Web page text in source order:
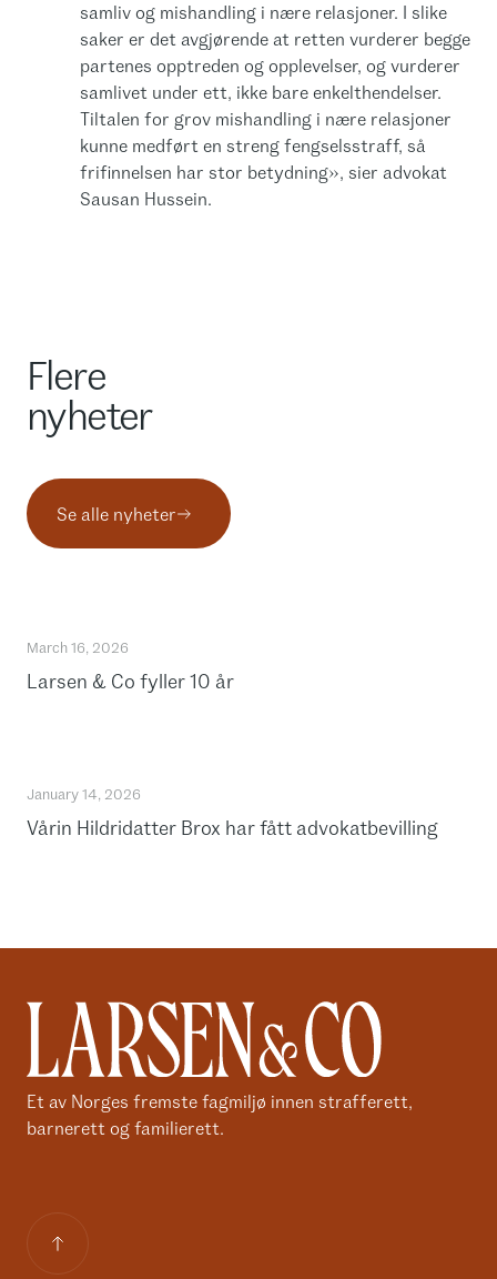
samliv og mishandling i nære relasjoner. I slike
saker er det avgjørende at retten vurderer begge
partenes opptreden og opplevelser, og vurderer
samlivet under ett, ikke bare enkelthendelser.
Tiltalen for grov mishandling i nære relasjoner
kunne medført en streng fengselsstraff, så
frifinnelsen har stor betydning», sier advokat
Sausan Hussein.
Flere
nyheter
Se alle nyheter
March 16, 2026
Larsen & Co fyller 10 år
January 14, 2026
Vårin Hildridatter Brox har fått advokatbevilling
Et av Norges fremste fagmiljø innen strafferett,
barnerett og familierett.